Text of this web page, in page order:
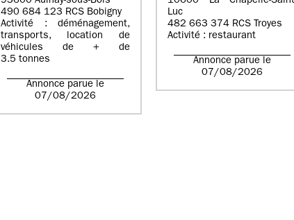
490 684 123 RCS Bobigny
Activité : déménagement,
transports, location de
véhicules de + de
3.5 tonnes
Annonce parue le
07/08/2026
Luc
482 663 374 RCS Troyes
Activité : restaurant
Annonce parue le
07/08/2026